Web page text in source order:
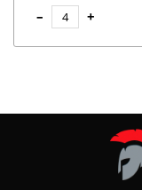
– +